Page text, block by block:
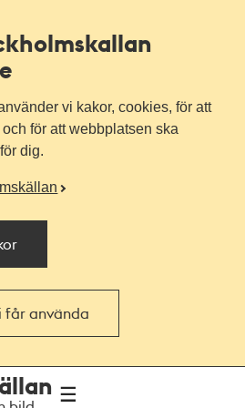
vi kakor, cookies, för att
för att webbplatsen ska
dig.
får använda